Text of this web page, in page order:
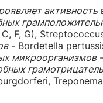
активность
F, G),
- Bordetella
микроорганизмов-